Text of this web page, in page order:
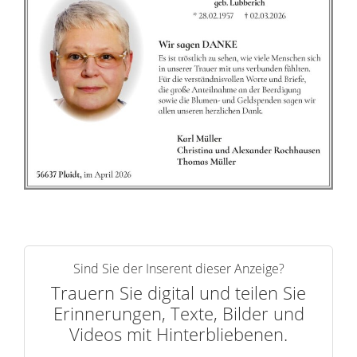
r
n
Sind Sie der Inserent dieser Anzeige?
Trauern Sie digital und teilen Sie
Erinnerungen, Texte, Bilder und
Videos mit Hinterbliebenen.